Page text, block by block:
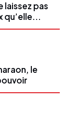
laissez pas
le